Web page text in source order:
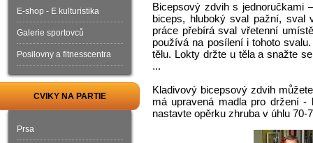
Bicepsový zdvih s jednoručkami
biceps, hluboký sval pažní, sval
práce přebírá sval vřetenní
používá na posílení i tohoto
tělu. Lokty držte u těla a snažte
...
Kladivový bicepsový zdvih
má upravená madla pro držení
nastavte opěrku zhruba v úhlu
E-shop - E kulturistika
Galerie sportovců
Posilovny a fitnesscentra
CVIKY NA PARTIE
Prsa